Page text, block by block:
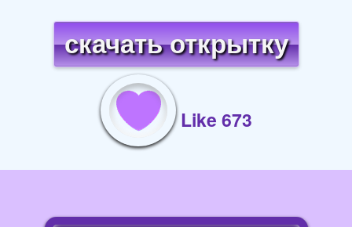
скачать открытку
Like 673